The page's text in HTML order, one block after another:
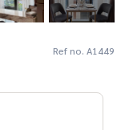
Ref no. A1449